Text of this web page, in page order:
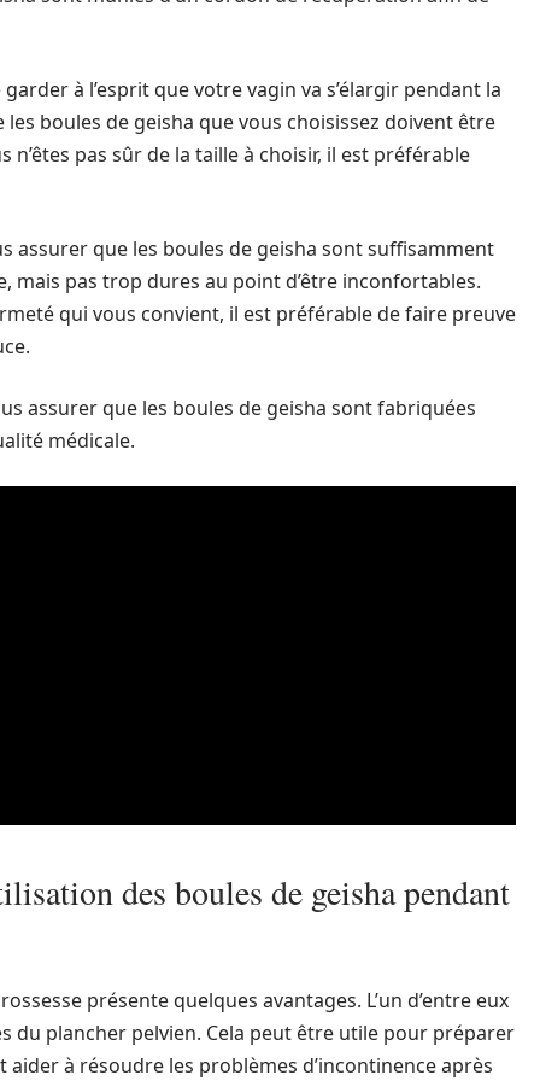
à l’esprit que votre vagin va s’élargir pendant la
les boules de geisha que vous choisissez doivent être
pas sûr de la taille à choisir, il est préférable
assurer que les boules de geisha sont suffisamment
pas trop dures au point d’être inconfortables.
qui vous convient, il est préférable de faire preuve
assurer que les boules de geisha sont fabriquées
médicale.
des boules de geisha pendant
présente quelques avantages. L’un d’entre eux
du plancher pelvien. Cela peut être utile pour préparer
à résoudre les problèmes d’incontinence après